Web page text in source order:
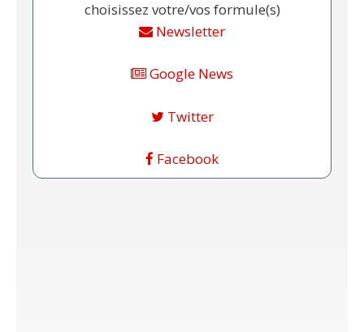
choisissez votre/vos formule(s)
Newsletter
Google News
Twitter
Facebook